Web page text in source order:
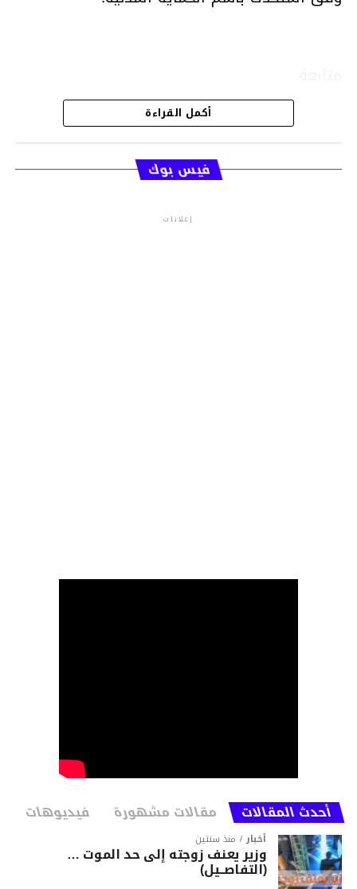
قسم الاخبار
أكمل القراءة
فيس بوك
إعلانات
أحدث المقالات مقالات مشهورة فيديوهات
أخبار منذ سنتين
وزير يعنف زوجته إلى حد الموت …
(التفاصــيل)